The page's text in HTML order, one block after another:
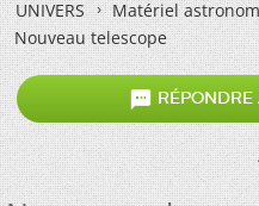
UNIVERS
Matériel
Nouveau telescope
